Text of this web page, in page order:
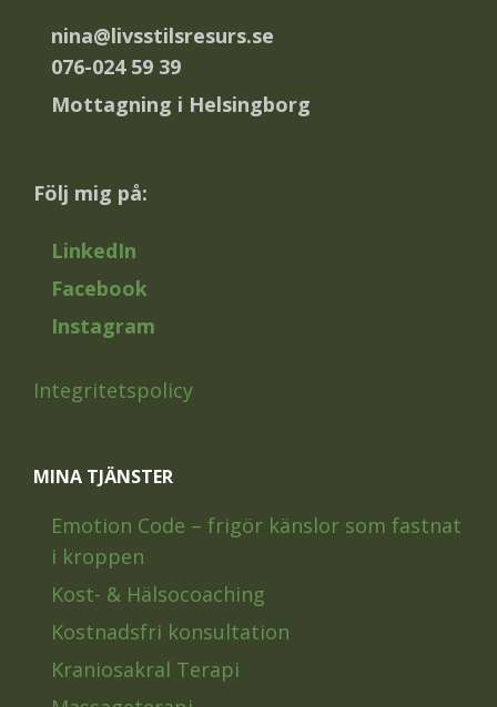
nina@livsstilsresurs.se
076-024 59 39
Mottagning i Helsingborg
Följ mig på:
LinkedIn
Facebook
Instagram
Integritetspolicy
MINA TJÄNSTER
Emotion Code – frigör känslor som fastnat
i kroppen
Kost- & Hälsocoaching
Kostnadsfri konsultation
Kraniosakral Terapi